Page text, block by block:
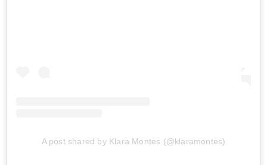
A post shared by Klara Montes (@klaramontes)